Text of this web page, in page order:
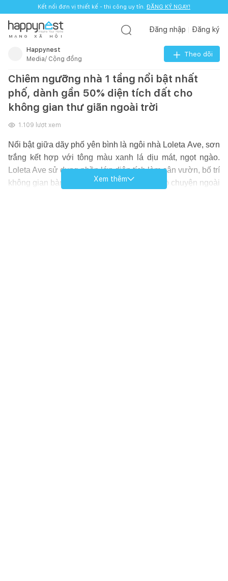
Kết nối đơn vị thiết kế - thi công uy tín. ĐĂNG KÝ NGAY!
M Ạ N G X Ã H Ộ I
Đăng nhập Đăng ký
Happynest
Media/ Cộng đồng
Theo dõi
Chiêm ngưỡng nhà 1 tầng nổi bật nhất
phố, dành gần 50% diện tích đất cho
không gian thư giãn ngoài trời
1.109 lượt xem
Nổi bật giữa dãy phố yên bình là ngôi nhà Loleta Ave, sơn
trắng kết hợp với tông màu xanh lá dịu mát, ngọt ngào.
Loleta Ave sử dụng phần lớn diện tích làm sân vườn, bố trí
không gian bàn ăn, bàn tiệc và nghỉ ngơi, trò chuyện ngoài
Xem thêm